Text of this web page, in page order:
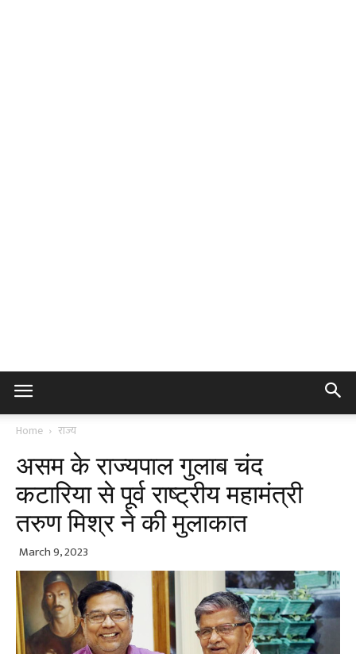
Home राज्य
असम के राज्यपाल गुलाब चंद
कटारिया से पूर्व राष्ट्रीय महामंत्री
तरुण मिश्र ने की मुलाकात
March 9, 2023